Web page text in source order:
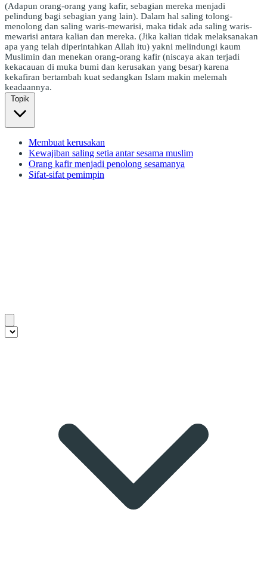
(Adapun orang-orang yang kafir, sebagian mereka menjadi
pelindung bagi sebagian yang lain). Dalam hal saling tolong-
menolong dan saling waris-mewarisi, maka tidak ada saling waris-
mewarisi antara kalian dan mereka. (Jika kalian tidak melaksanakan
apa yang telah diperintahkan Allah itu) yakni melindungi kaum
Muslimin dan menekan orang-orang kafir (niscaya akan terjadi
kekacauan di muka bumi dan kerusakan yang besar) karena
kekafiran bertambah kuat sedangkan Islam makin melemah
keadaannya.
Topik
Membuat kerusakan
Kewajiban saling setia antar sesama muslim
Orang kafir menjadi penolong sesamanya
Sifat-sifat pemimpin